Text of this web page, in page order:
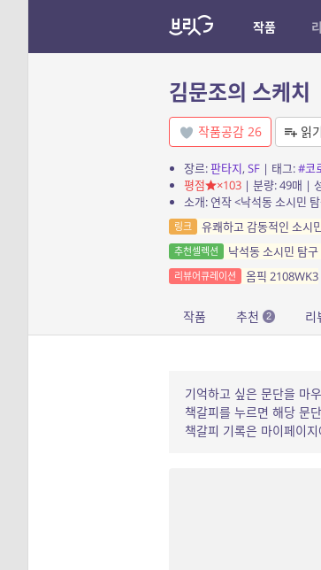
작품
김문조의 스케치
작품공감 26 읽
장르:판타지, SF| 태그:#코
평점
×103| 분량: 49매 |
링크 유쾌하고 감동적인 소시
추천셀렉션 낙석동 소시민 탐
리뷰어큐레이션 옴픽 2108WK3
작품 추천 2 리
기억하고 싶은 문단을 마
책갈피를 누르면 해당 문
책갈피 기록은 마이페이